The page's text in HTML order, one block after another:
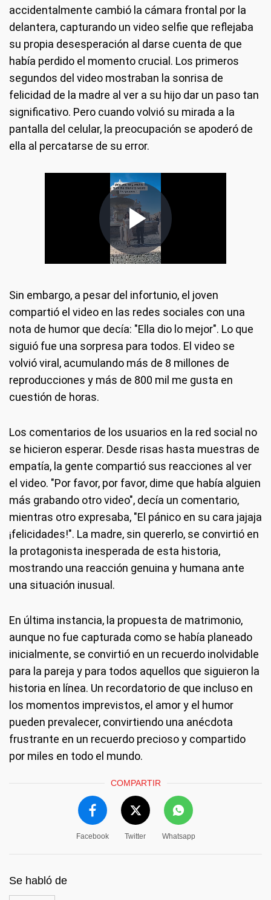
accidentalmente cambió la cámara frontal por la
delantera, capturando un video selfie que reflejaba
su propia desesperación al darse cuenta de que
había perdido el momento crucial. Los primeros
segundos del video mostraban la sonrisa de
felicidad de la madre al ver a su hijo dar un paso tan
significativo. Pero cuando volvió su mirada a la
pantalla del celular, la preocupación se apoderó de
ella al percatarse de su error.
Sin embargo, a pesar del infortunio, el joven
compartió el video en las redes sociales con una
nota de humor que decía: "Ella dio lo mejor". Lo que
siguió fue una sorpresa para todos. El video se
volvió viral, acumulando más de 8 millones de
reproducciones y más de 800 mil me gusta en
cuestión de horas.
Los comentarios de los usuarios en la red social no
se hicieron esperar. Desde risas hasta muestras de
empatía, la gente compartió sus reacciones al ver
el video. "Por favor, por favor, dime que había alguien
más grabando otro video", decía un comentario,
mientras otro expresaba, "El pánico en su cara jajaja
¡felicidades!". La madre, sin quererlo, se convirtió en
la protagonista inesperada de esta historia,
mostrando una reacción genuina y humana ante
una situación inusual.
En última instancia, la propuesta de matrimonio,
aunque no fue capturada como se había planeado
inicialmente, se convirtió en un recuerdo inolvidable
para la pareja y para todos aquellos que siguieron la
historia en línea. Un recordatorio de que incluso en
los momentos imprevistos, el amor y el humor
pueden prevalecer, convirtiendo una anécdota
frustrante en un recuerdo precioso y compartido
por miles en todo el mundo.
COMPARTIR
Facebook Twitter Whatsapp
Se habló de